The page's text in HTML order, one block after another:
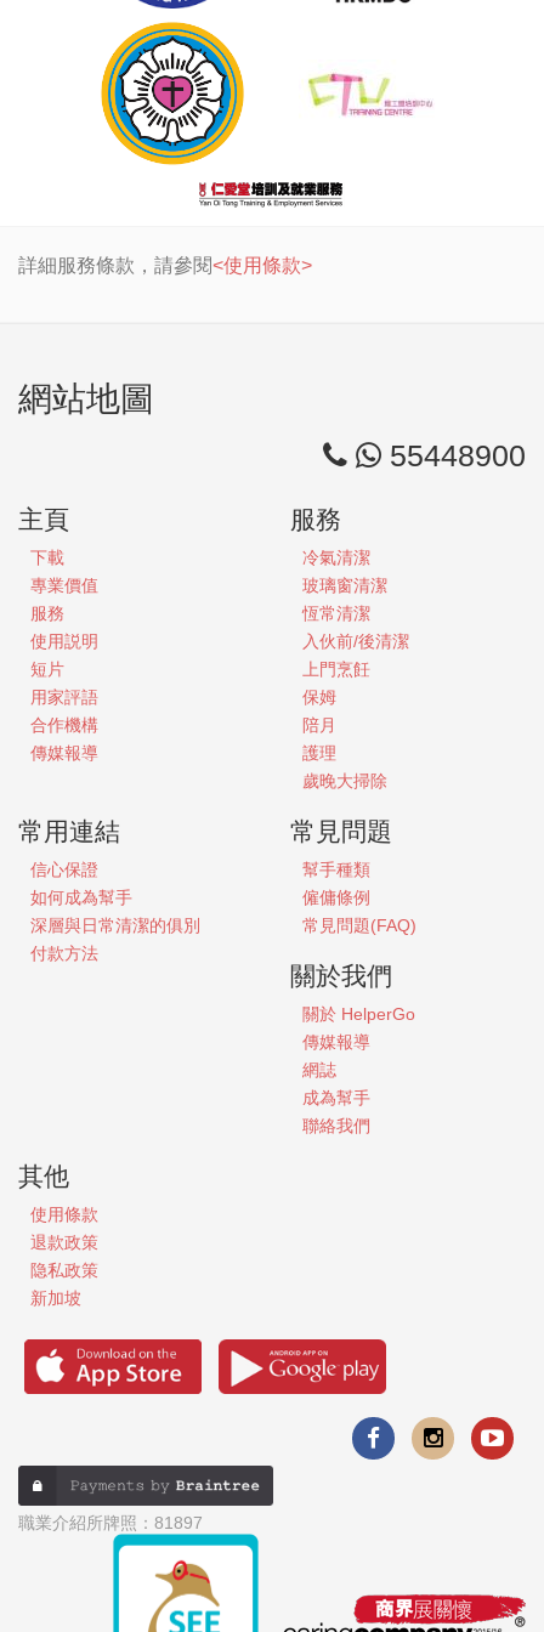
詳細服務條款，請參閱<使用條款>
網站地圖
55448900
主頁
下載
專業價值
服務
使用説明
短片
用家評語
合作機構
傳媒報導
服務
冷氣清潔
玻璃窗清潔
恆常清潔
入伙前/後清潔
上門烹飪
保姆
陪月
護理
歲晚大掃除
常用連結
信心保證
如何成為幫手
深層與日常清潔的俱別
付款方法
常見問題
幫手種類
僱傭條例
常見問題(FAQ)
關於我們
關於 HelperGo
傳媒報導
網誌
成為幫手
聯絡我們
其他
使用條款
退款政策
隐私政策
新加坡
職業介紹所牌照：81897